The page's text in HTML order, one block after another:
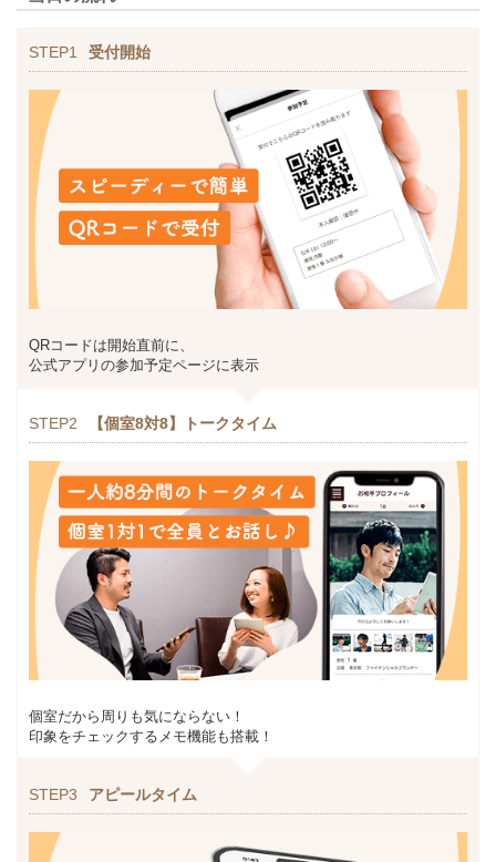
STEP1 受付開始
QRコードは開始直前に、
公式アプリの参加予定ページに表示
STEP2 【個室8対8】トークタイム
個室だから周りも気にならない！
印象をチェックするメモ機能も搭載！
STEP3 アピールタイム